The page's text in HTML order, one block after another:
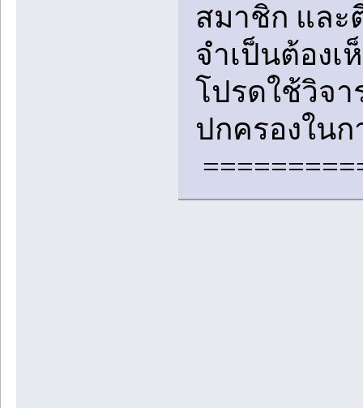
สมาชิก และ
จำเป็นต้อง
โปรดใช้วิจ
ปกครองใน